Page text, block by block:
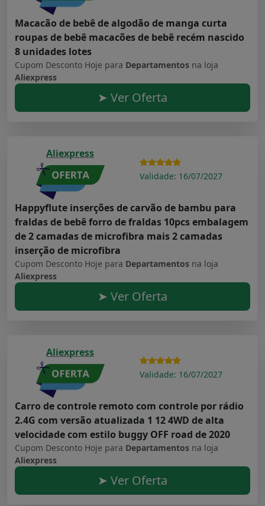
Macacão de bebê de algodão de manga curta
roupas de bebê macacões de bebê recém nascido
8 unidades lotes
Cupom Desconto Hoje para Departamentos na loja
Aliexpress
➤ Ver Oferta
Aliexpress
Validade: 16/07/2027
Happyflute inserções de carvão de bambu para
fraldas de bebê forro de fraldas 10pcs embalagem
de 2 camadas de microfibra mais 2 camadas
inserção de microfibra
Cupom Desconto Hoje para Departamentos na loja
Aliexpress
➤ Ver Oferta
Aliexpress
Validade: 16/07/2027
Carro de controle remoto com controle por rádio
2.4G com versão atualizada 1 12 4WD de alta
velocidade com estilo buggy OFF road de 2020
Cupom Desconto Hoje para Departamentos na loja
Aliexpress
➤ Ver Oferta